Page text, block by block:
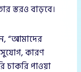
স্তরও বাড়বে।
“আমাদের
সুযোগ, কারণ
চাকরি পাওয়া